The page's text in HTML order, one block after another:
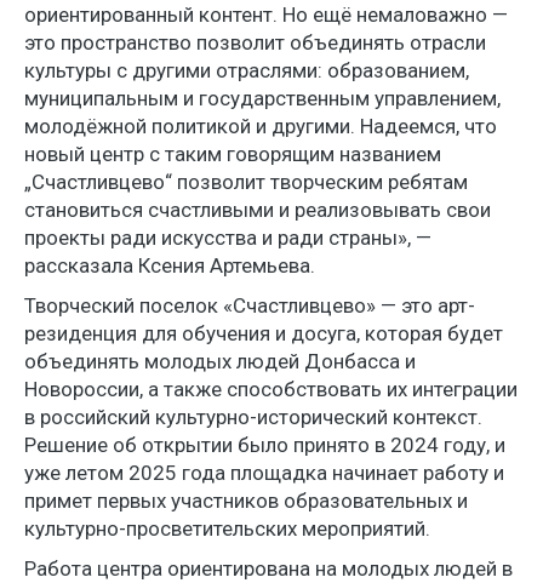
ориентированный контент. Но ещё немаловажно —
это пространство позволит объединять отрасли
культуры с другими отраслями: образованием,
муниципальным и государственным управлением,
молодёжной политикой и другими. Надеемся, что
новый центр с таким говорящим названием
„Счастливцево“ позволит творческим ребятам
становиться счастливыми и реализовывать свои
проекты ради искусства и ради страны», —
рассказала Ксения Артемьева.
Творческий поселок «Счастливцево» — это арт-
резиденция для обучения и досуга, которая будет
объединять молодых людей Донбасса и
Новороссии, а также способствовать их интеграции
в российский культурно-исторический контекст.
Решение об открытии было принято в 2024 году, и
уже летом 2025 года площадка начинает работу и
примет первых участников образовательных и
культурно-просветительских мероприятий.
Работа центра ориентирована на молодых людей в